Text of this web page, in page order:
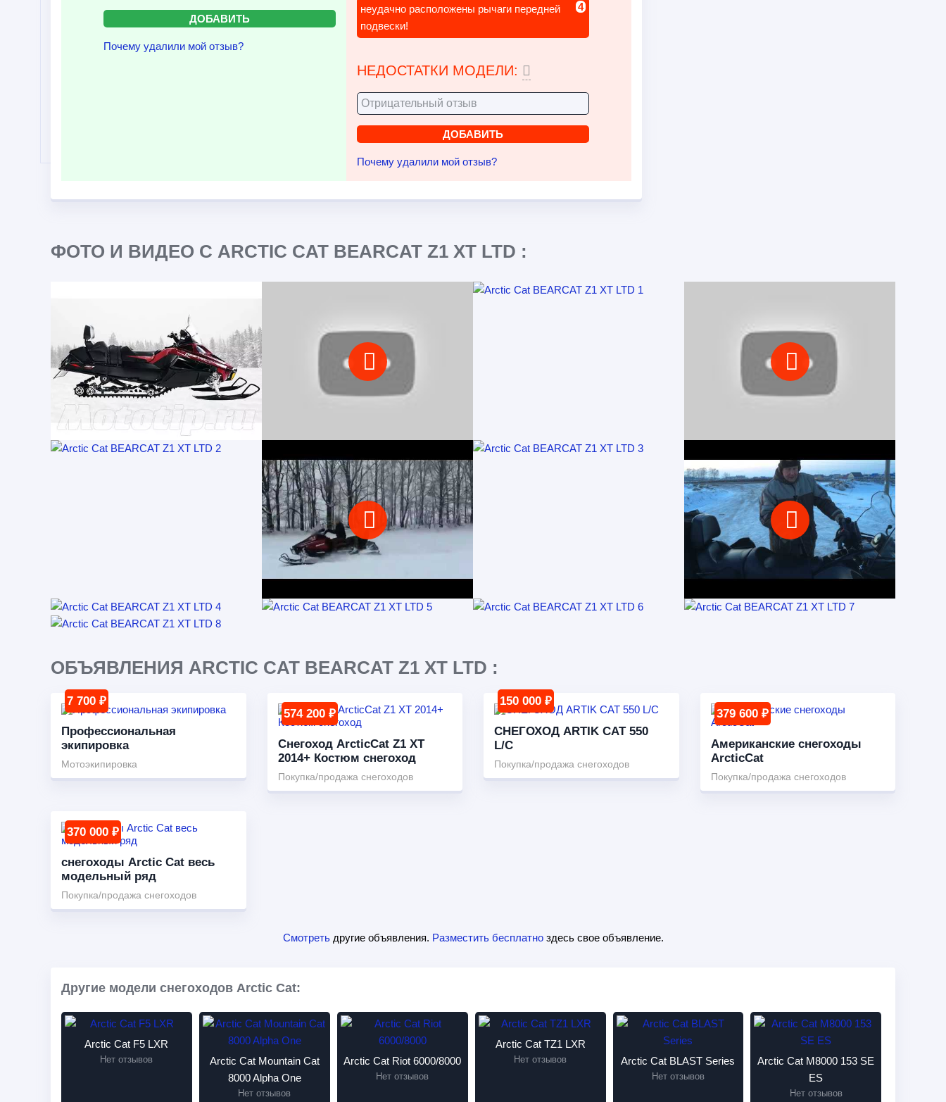
Почему удалили мой отзыв?
4
неудачно расположены рычаги передней
подвески!
НЕДОСТАТКИ МОДЕЛИ:
Почему удалили мой отзыв?
ФОТО И ВИДЕО С ARCTIC CAT BEARCAT Z1 XT LTD :
ОБЪЯВЛЕНИЯ ARCTIC CAT BEARCAT Z1 XT LTD :
7 700 ₽
Профессиональная
экипировка
Мотоэкипировка
574 200 ₽
Снегоход ArcticCat Z1 XT
2014+ Костюм снегоход
Покупка/продажа снегоходов
150 000 ₽
СНЕГОХОД ARTIK CAT 550
L/C
Покупка/продажа снегоходов
379 600 ₽
Американские снегоходы
ArcticCat
Покупка/продажа снегоходов
370 000 ₽
снегоходы Arctic Cat весь
модельный ряд
Покупка/продажа снегоходов
Смотретьдругие объявления. Разместить бесплатноздесь свое объявление.
Другие модели снегоходов Arctic Cat:
Arctic Cat F5 LXR
Нет отзывов
Arctic Cat Mountain Cat
8000 Alpha One
Нет отзывов
Arctic Cat Riot 6000/8000
Нет отзывов
Arctic Cat TZ1 LXR
Нет отзывов Arctic Cat BLAST Series
Нет отзывов
Arctic Cat M8000 153 SE
ES
Нет отзывов